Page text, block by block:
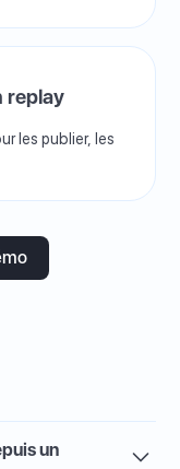
replay
les publier, les
un